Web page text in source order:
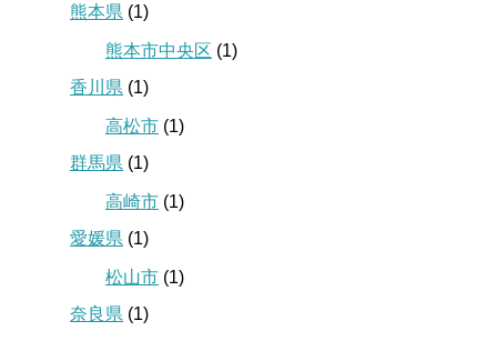
熊本県 (1)
熊本市中央区 (1)
香川県 (1)
高松市 (1)
群馬県 (1)
高崎市 (1)
愛媛県 (1)
松山市 (1)
奈良県 (1)